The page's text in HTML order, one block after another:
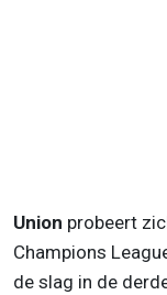
Union probeert
Champions
de slag in de